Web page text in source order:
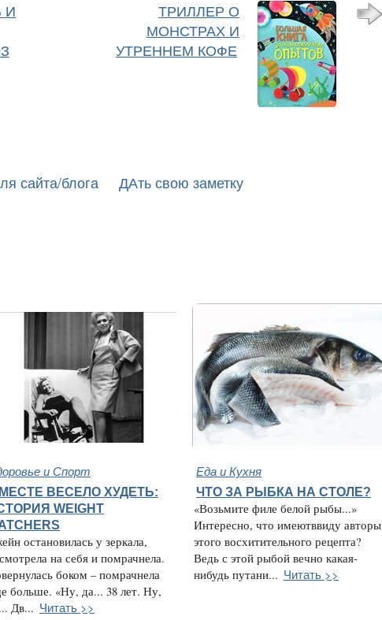
И
ТРИЛЛЕР О
МОНСТРАХ И
УТРЕННЕМ КОФЕ
сайта/блога ДАть свою заметку
и Спорт Еда и Кухня
ВЕСЕЛО ХУДЕТЬ:
WEIGHT
остановилась у зеркала,
на себя и помрачнела.
боком – помрачнела
больше. «Ну, да... 38 лет. Ну,
Дв... Читать >>
ЧТО ЗА РЫБКА НА СТОЛЕ?
«Возьмите филе белой рыбы...»
Интересно, что имеютввиду авторы
этого восхитительного рецепта?
Ведь с этой рыбой вечно какая-
нибудь путани... Читать >>